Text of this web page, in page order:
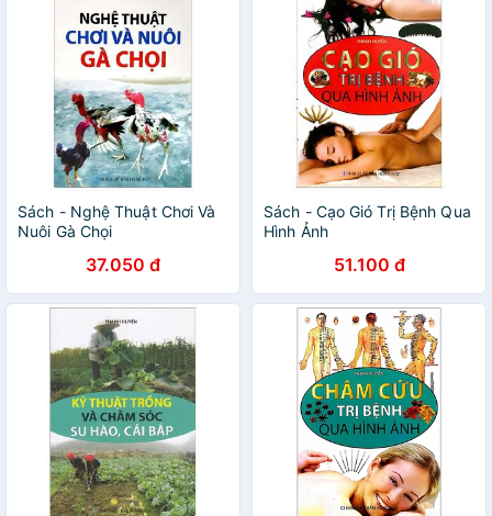
Sách - Nghệ Thuật Chơi Và
Nuôi Gà Chọi
37.050 đ
Sách - Cạo Gió Trị Bệnh Qua
Hình Ảnh
51.100 đ